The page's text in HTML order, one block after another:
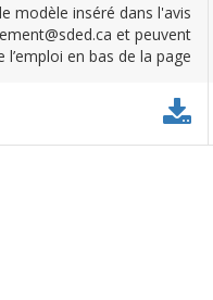
modèle inséré dans l'avis
et peuvent
en bas de la page